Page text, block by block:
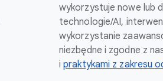
wykorzystuje nowe lub
technologie/AI,
wykorzystanie
niezbędne i zgodne z
ipraktykami z zakresu